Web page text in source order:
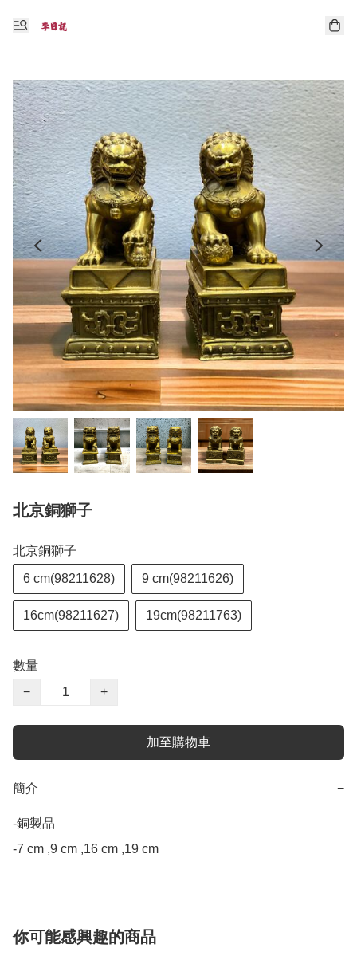
北京銅獅子
北京銅獅子
6 cm(98211628) 9 cm(98211626)
16cm(98211627) 19cm(98211763)
數量
−
+
加至購物車
簡介 −
-銅製品
-7 cm ,9 cm ,16 cm ,19 cm
你可能感興趣的商品